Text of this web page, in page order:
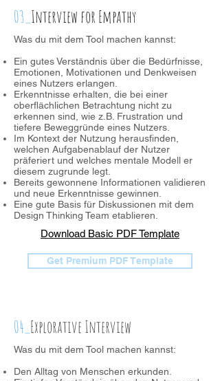
03_ Interview for Empathy
Was du mit dem Tool machen kannst:
Ein gutes Verständnis über die Bedürfnisse,
Emotionen, Motivationen und Denkweisen
eines Nutzers erlangen.
Erkenntnisse erhalten, die bei einer
oberflächlichen Betrachtung nicht zu
erkennen sind, wie z.B. Frustration und
tiefere Beweggründe eines Nutzers.
Im Kontext der Nutzung herausfinden,
welchen Aufgabenablauf der Nutzer
präferiert und welches mentale Modell er
diesem zugrunde legt.
Bereits gewonnene Informationen validieren
und neue Erkenntnisse gewinnen.
Eine gute Basis für Diskussionen mit dem
Design Thinking Team etablieren.
Download Basic PDF Template
Get Premium PDF Template
04_ Explorative Interview
Was du mit dem Tool machen kannst:
Den Alltag von Menschen erkunden.